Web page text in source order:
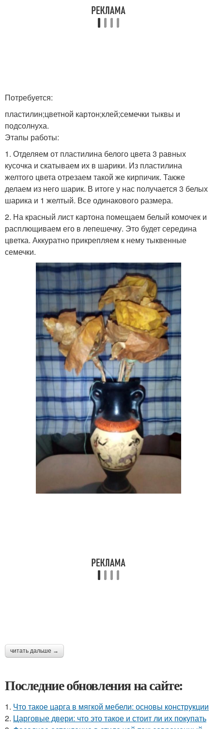
Потребуется:
пластилин;цветной картон;клей;семечки тыквы и
подсолнуха.
Этапы работы:
1. Отделяем от пластилина белого цвета 3 равных
кусочка и скатываем их в шарики. Из пластилина
желтого цвета отрезаем такой же кирпичик. Также
делаем из него шарик. В итоге у нас получается 3 белых
шарика и 1 желтый. Все одинакового размера.
2. На красный лист картона помещаем белый комочек и
расплющиваем его в лепешечку. Это будет середина
цветка. Аккуратно прикрепляем к нему тыквенные
семечки.
читать дальше →
Последние обновления на сайте:
1. Что такое царга в мягкой мебели: основы конструкции
2. Царговые двери: что это такое и стоит ли их покупать